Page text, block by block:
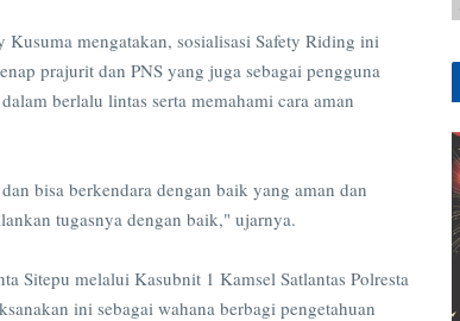
mengatakan, sosialisasi Safety Riding ini
prajurit dan PNS yang juga sebagai pengguna
berlalu lintas serta memahami cara aman
bisa berkendara dengan baik yang aman dan
tugasnya dengan baik," ujarnya.
Sitepu melalui Kasubnit 1 Kamsel Satlantas Polresta
ini sebagai wahana berbagi pengetahuan